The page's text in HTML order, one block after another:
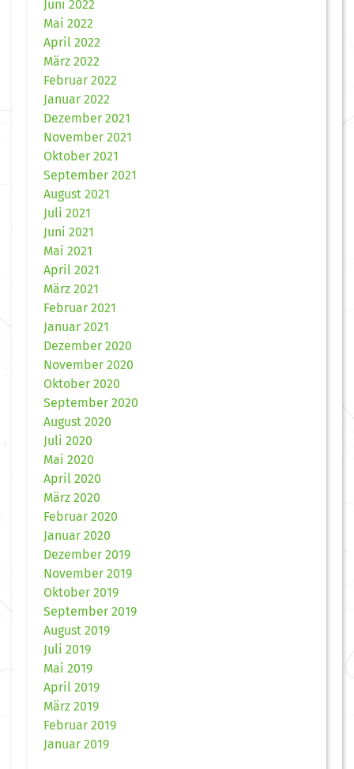
Juni 2022
Mai 2022
April 2022
März 2022
Februar 2022
Januar 2022
Dezember 2021
November 2021
Oktober 2021
September 2021
August 2021
Juli 2021
Juni 2021
Mai 2021
April 2021
März 2021
Februar 2021
Januar 2021
Dezember 2020
November 2020
Oktober 2020
September 2020
August 2020
Juli 2020
Mai 2020
April 2020
März 2020
Februar 2020
Januar 2020
Dezember 2019
November 2019
Oktober 2019
September 2019
August 2019
Juli 2019
Mai 2019
April 2019
März 2019
Februar 2019
Januar 2019